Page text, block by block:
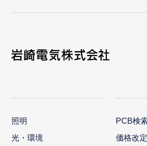
照明
光・環境
PCB検
価格改